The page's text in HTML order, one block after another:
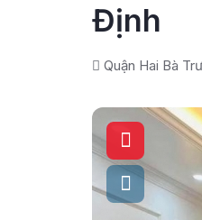
Định
Quận Hai Bà